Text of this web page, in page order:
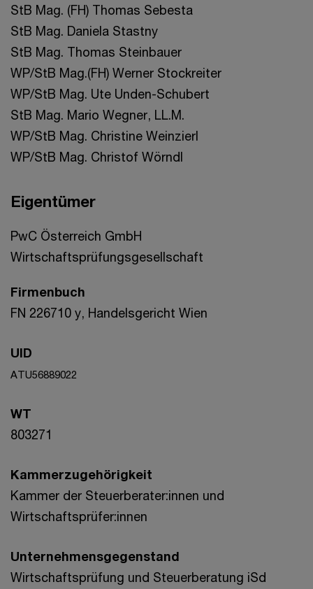
StB Mag. (FH) Thomas Sebesta
StB Mag. Daniela Stastny
StB Mag. Thomas Steinbauer
WP/StB Mag.(FH) Werner Stockreiter
WP/StB Mag. Ute Unden-Schubert
StB Mag. Mario Wegner, LL.M.
WP/StB Mag. Christine Weinzierl
WP/StB Mag. Christof Wörndl
Eigentümer
PwC Österreich GmbH
Wirtschaftsprüfungsgesellschaft
Firmenbuch
FN 226710 y, Handelsgericht Wien
UID
ATU56889022
WT
803271
Kammerzugehörigkeit
Kammer der Steuerberater:innen und
Wirtschaftsprüfer:innen
Unternehmensgegenstand
Wirtschaftsprüfung und Steuerberatung iSd